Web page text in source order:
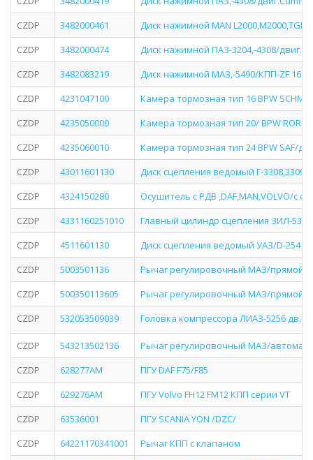
CZDP
3482000461
Диск нажимной MAN L2000,M2000,TGL/
CZDP
3482000474
Диск нажимной ПАЗ-3204,-4308/
CZDP
3482083219
Диск нажимной МАЗ,-5490/КПП-ZF 16S/
CZDP
4231047100
Камера тормозная тип 16 BPW
CZDP
4235050000
Камера тормозная тип 20/ BPW ROR
CZDP
4235060010
Камера тормозная тип 24 BPW SAF/
CZDP
43011601130
Диск сцепления ведомый Г-
CZDP
4324150280
Осушитель c РДВ ,DAF,MAN,VOLVO/с
CZDP
4331160251010
Главный цилиндр сцепления ЗИЛ-
CZDP
4511601130
Диск сцепления ведомый УАЗ/D-254
CZDP
5003501136
Рычаг регулировочный МАЗ/прямой/
CZDP
500350113605
Рычаг регулировочный МАЗ/прямой/
CZDP
532053509039 Головка компрессора ЛИАЗ-5256 дв.
CZDP 543213502136
Рычаг регулировочный МАЗ/
CZDP
628277AM
ПГУ DAF F75/F85
CZDP
629276AM
ПГУ Volvo FH12 FM12 КПП серии VT
CZDP
63536001
ПГУ SCANIA YON /DZC/
CZDP
64221170341001
Рычаг КПП c клапаном